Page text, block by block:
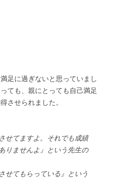
足に過ぎないと思っていまし
ても、親にとっても自己満足
させられました。
せてますよ。それでも成績
りませんよ』という先生の
せてもらっている』という